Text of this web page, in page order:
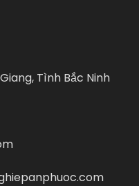
Tình Bắc Ninh